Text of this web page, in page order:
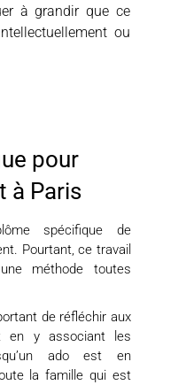
à grandir que ce
ou
pour
à Paris
spécifique de
Pourtant, ce travail
méthode toutes
de réfléchir aux
en y associant les
ado est en
la famille qui est